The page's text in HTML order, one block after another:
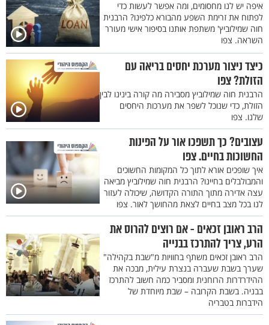
איפה יש לנו מחסומים, ומה אפשר לעשות כדי
לפתוח את זרימת השפע מהבורא כלפינו? הרבנית
חוה שמילוביץ' משתפת אותנו בסיפור אישי מעורר
השראה. צפו
כיצד ניצור מערכת יחסים בריאה עם
הזולת? צפו
הרבנית חוה שמילוביץ מסבירה מה קורה בינינו לבין
הזולת, כדי שנוכל לשפר את מערכות היחסים
שלנו. צפו
עצובים? כך תשפכו אור על הפינות
החשוכות בחיים. צפו
איך שופכים אורא לתוך כל המקומות החשוכים
והמבולבלים בחיינו? הרבנית חוה שמילוביץ מביאה
עצה אדירה מתוך התורה הקדושה, שיכולה לעזור
לנו בכל מצב בחיים לצאת מהחושך לאור. צפו
הרב ראובן זכאים - אם רוצים להרוס את
הרע, צריך להתרכז בבנייה
הרב ראובן זכאים משתף בחוויות מ"שבת בקהילה"
שערך בשבת שעברה בנצרת עילית, מבכה את
ההידרדרות הרוחנית ומסביר כמה חשוב להתרכז
בבניה. בשבת הקרובה – שבת מיוחדת של
הידברות בטבריה